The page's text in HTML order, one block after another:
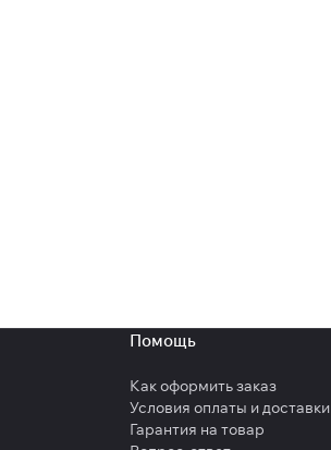
Помощь
Как оформить заказ
Условия оплаты и доставки
Гарантия на товар